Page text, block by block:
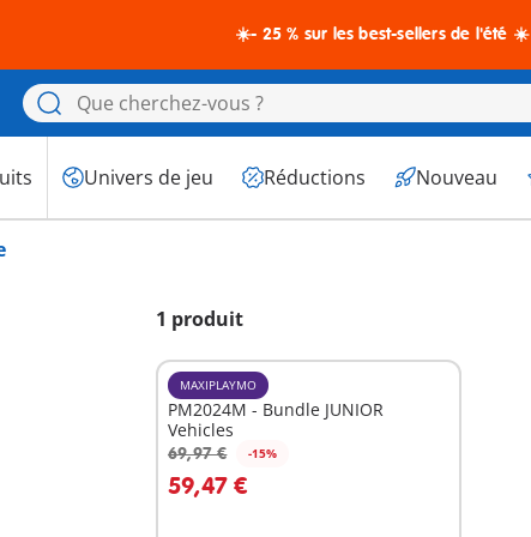
☀️- 25 % sur les best-sellers de l'été ☀️
Univers de jeu Réductions Nouveau
1 produit
MAXIPLAYMO
PM2024M - Bundle JUNIOR
Vehicles
69,97 € -15%
59,47 €